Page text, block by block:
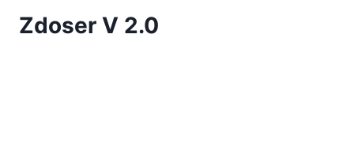
Zdoser V 2.0